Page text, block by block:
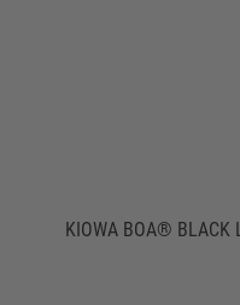
KIOWA BOA® BLACK